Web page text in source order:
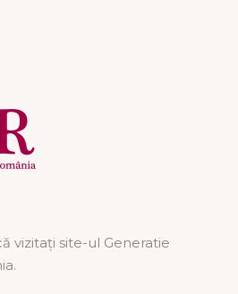
vizitați site-ul Generatie